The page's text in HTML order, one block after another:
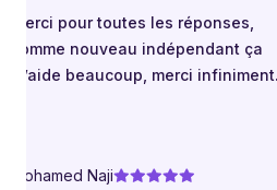
pour toutes les réponses,
nouveau indépendant ça
beaucoup, merci infiniment.
Naji